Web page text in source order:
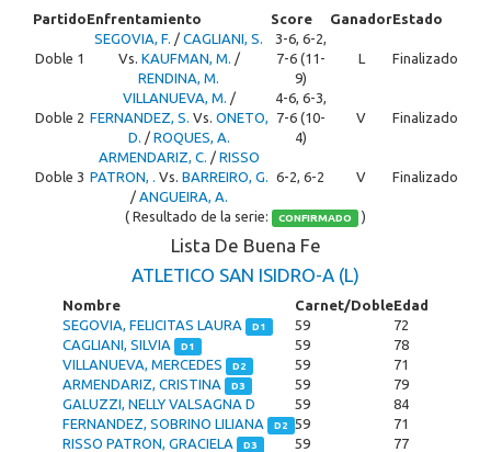
PartidoEnfrentamiento Score GanadorEstado
Doble 1
SEGOVIA, F. / CAGLIANI, S.
Vs. KAUFMAN, M. /
RENDINA, M.
3-6, 6-2,
7-6 (11-
9)
L Finalizado
Doble 2
VILLANUEVA, M. /
FERNANDEZ, S. Vs. ONETO,
D. / ROQUES, A.
4-6, 6-3,
7-6 (10-
4)
V Finalizado
Doble 3
ARMENDARIZ, C. / RISSO
PATRON, . Vs. BARREIRO, G.
/ ANGUEIRA, A.
6-2, 6-2 V Finalizado
( Resultado de la serie: CONFIRMADO )
Lista De Buena Fe
ATLETICO SAN ISIDRO-A (L)
Nombre Carnet/DobleEdad
SEGOVIA, FELICITAS LAURA
D1 59
72
CAGLIANI, SILVIA
D1 59
78
VILLANUEVA, MERCEDES
D2 59
71
ARMENDARIZ, CRISTINA
D3 59
79
GALUZZI, NELLY VALSAGNA D
59
84
FERNANDEZ, SOBRINO LILIANA
D2 59
71
RISSO PATRON, GRACIELA
D3 59
77